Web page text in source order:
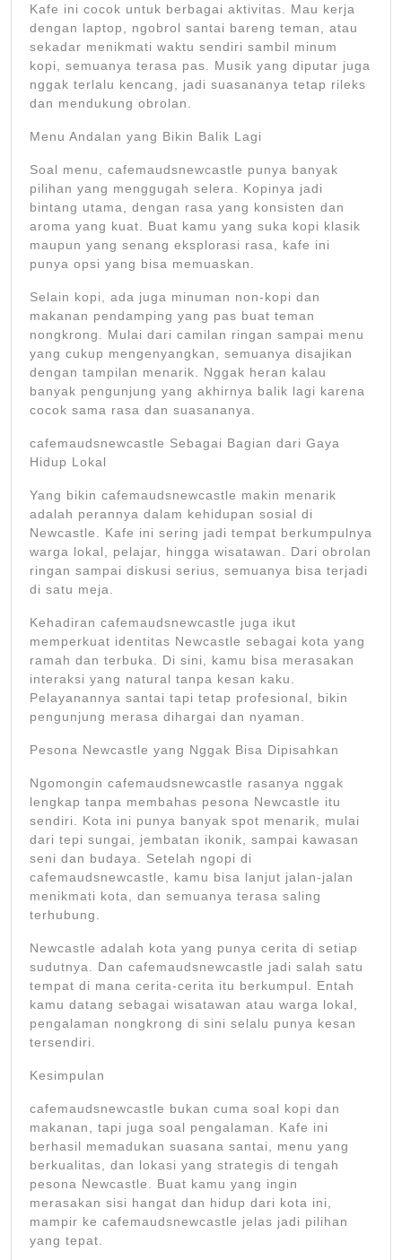
Kafe ini cocok untuk berbagai aktivitas. Mau kerja
dengan laptop, ngobrol santai bareng teman, atau
sekadar menikmati waktu sendiri sambil minum
kopi, semuanya terasa pas. Musik yang diputar juga
nggak terlalu kencang, jadi suasananya tetap rileks
dan mendukung obrolan.
Menu Andalan yang Bikin Balik Lagi
Soal menu, cafemaudsnewcastle punya banyak
pilihan yang menggugah selera. Kopinya jadi
bintang utama, dengan rasa yang konsisten dan
aroma yang kuat. Buat kamu yang suka kopi klasik
maupun yang senang eksplorasi rasa, kafe ini
punya opsi yang bisa memuaskan.
Selain kopi, ada juga minuman non-kopi dan
makanan pendamping yang pas buat teman
nongkrong. Mulai dari camilan ringan sampai menu
yang cukup mengenyangkan, semuanya disajikan
dengan tampilan menarik. Nggak heran kalau
banyak pengunjung yang akhirnya balik lagi karena
cocok sama rasa dan suasananya.
cafemaudsnewcastle Sebagai Bagian dari Gaya
Hidup Lokal
Yang bikin cafemaudsnewcastle makin menarik
adalah perannya dalam kehidupan sosial di
Newcastle. Kafe ini sering jadi tempat berkumpulnya
warga lokal, pelajar, hingga wisatawan. Dari obrolan
ringan sampai diskusi serius, semuanya bisa terjadi
di satu meja.
Kehadiran cafemaudsnewcastle juga ikut
memperkuat identitas Newcastle sebagai kota yang
ramah dan terbuka. Di sini, kamu bisa merasakan
interaksi yang natural tanpa kesan kaku.
Pelayanannya santai tapi tetap profesional, bikin
pengunjung merasa dihargai dan nyaman.
Pesona Newcastle yang Nggak Bisa Dipisahkan
Ngomongin cafemaudsnewcastle rasanya nggak
lengkap tanpa membahas pesona Newcastle itu
sendiri. Kota ini punya banyak spot menarik, mulai
dari tepi sungai, jembatan ikonik, sampai kawasan
seni dan budaya. Setelah ngopi di
cafemaudsnewcastle, kamu bisa lanjut jalan-jalan
menikmati kota, dan semuanya terasa saling
terhubung.
Newcastle adalah kota yang punya cerita di setiap
sudutnya. Dan cafemaudsnewcastle jadi salah satu
tempat di mana cerita-cerita itu berkumpul. Entah
kamu datang sebagai wisatawan atau warga lokal,
pengalaman nongkrong di sini selalu punya kesan
tersendiri.
Kesimpulan
cafemaudsnewcastle bukan cuma soal kopi dan
makanan, tapi juga soal pengalaman. Kafe ini
berhasil memadukan suasana santai, menu yang
berkualitas, dan lokasi yang strategis di tengah
pesona Newcastle. Buat kamu yang ingin
merasakan sisi hangat dan hidup dari kota ini,
mampir ke cafemaudsnewcastle jelas jadi pilihan
yang tepat.